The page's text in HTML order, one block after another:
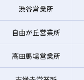
渋谷営業所
自由が丘営業所
高田馬場営業所